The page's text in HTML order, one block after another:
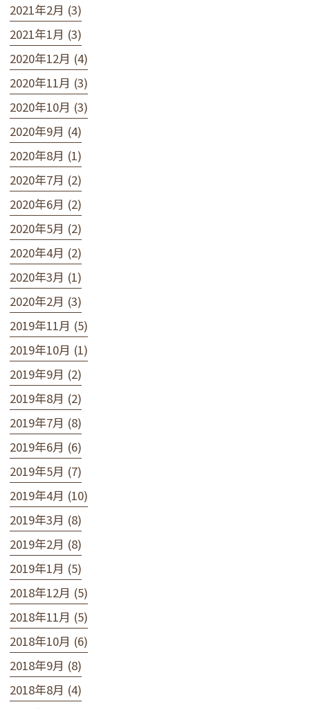
2021年2月 (3)
2021年1月 (3)
2020年12月 (4)
2020年11月 (3)
2020年10月 (3)
2020年9月 (4)
2020年8月 (1)
2020年7月 (2)
2020年6月 (2)
2020年5月 (2)
2020年4月 (2)
2020年3月 (1)
2020年2月 (3)
2019年11月 (5)
2019年10月 (1)
2019年9月 (2)
2019年8月 (2)
2019年7月 (8)
2019年6月 (6)
2019年5月 (7)
2019年4月 (10)
2019年3月 (8)
2019年2月 (8)
2019年1月 (5)
2018年12月 (5)
2018年11月 (5)
2018年10月 (6)
2018年9月 (8)
2018年8月 (4)